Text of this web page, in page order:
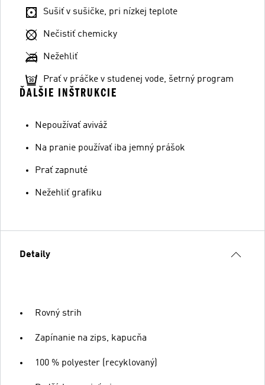
Sušiť v sušičke, pri nízkej teplote
Nečistiť chemicky
Nežehliť
Prať v práčke v studenej vode, šetrný program
ĎALŠIE INŠTRUKCIE
Nepoužívať aviváž
Na pranie používať iba jemný prášok
Prať zapnuté
Nežehliť grafiku
Detaily
Rovný strih
Zapínanie na zips, kapucňa
100 % polyester (recyklovaný)